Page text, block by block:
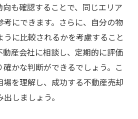
も確認することで、同じエリア
考にできます。さらに、自分の物
に比較されるかを考慮すること
動産会社に相談し、定期的に評価
かな判断ができるでしょう。こ
場を理解し、成功する不動産売却
しましょう。